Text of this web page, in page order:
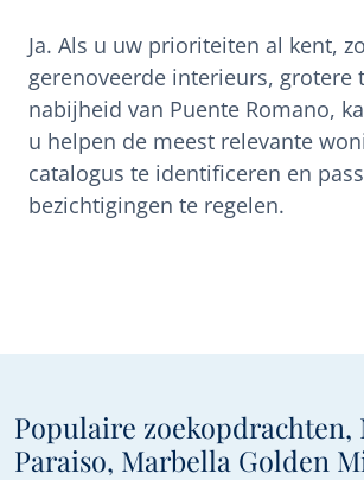
Ja. Als u uw prioriteiten al kent,
gerenoveerde interieurs, grotere
nabijheid van Puente Romano,
u helpen de meest relevante
catalogus te identificeren en
bezichtigingen te regelen.
Populaire zoekopdrachten,
Paraiso, Marbella Golden